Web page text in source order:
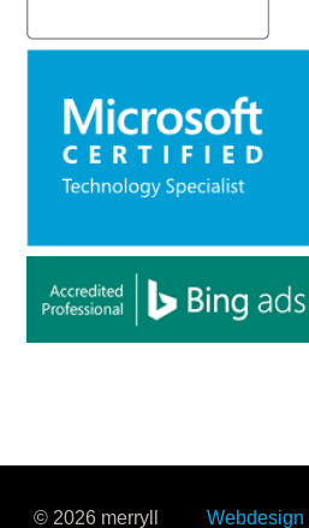
© 2026 merryll Webdesign